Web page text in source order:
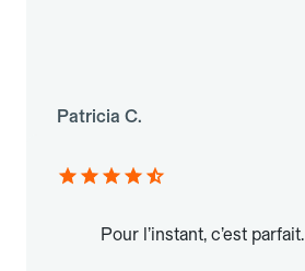
Patricia C.
Pour l’instant, c’est parfait.